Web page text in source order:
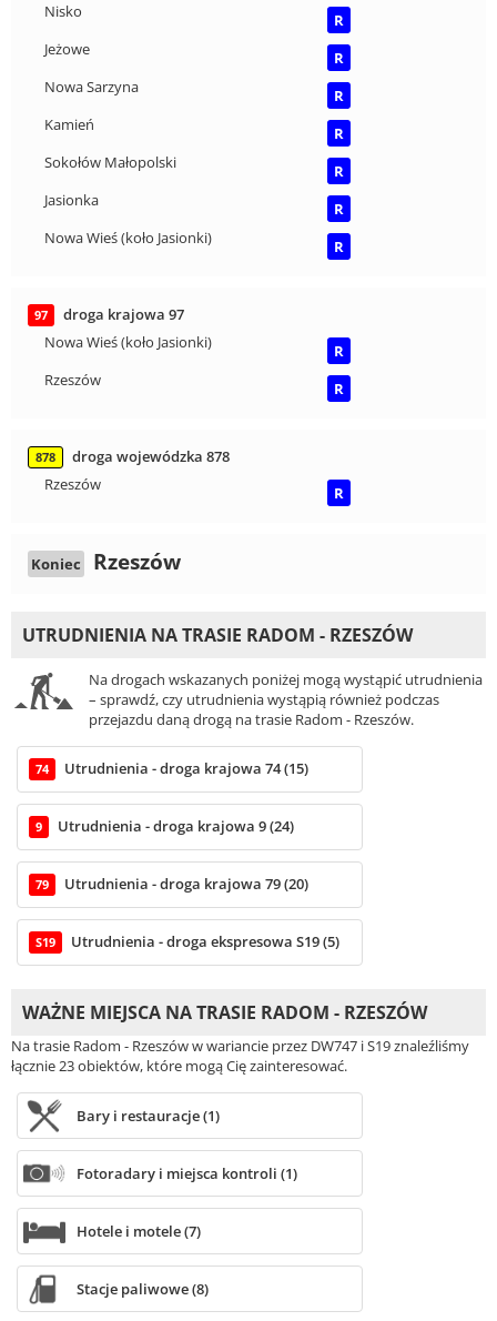
Nisko
R
Jeżowe
R
Nowa Sarzyna
R
Kamień
R
Sokołów Małopolski
R
Jasionka
R
Nowa Wieś (koło Jasionki)
R
97
droga krajowa 97
Nowa Wieś (koło Jasionki)
R
Rzeszów
R
878
droga wojewódzka 878
Rzeszów
R
Koniec Rzeszów
UTRUDNIENIA NA TRASIE RADOM - RZESZÓW
Na drogach wskazanych poniżej mogą wystąpić utrudnienia
– sprawdź, czy utrudnienia wystąpią również podczas
przejazdu daną drogą na trasie Radom - Rzeszów.
74 Utrudnienia - droga krajowa 74 (15)
9 Utrudnienia - droga krajowa 9 (24)
79 Utrudnienia - droga krajowa 79 (20)
S19 Utrudnienia - droga ekspresowa S19 (5)
WAŻNE MIEJSCA NA TRASIE RADOM - RZESZÓW
Na trasie Radom - Rzeszów w wariancie przez DW747 i S19 znaleźliśmy
łącznie 23 obiektów, które mogą Cię zainteresować.
Bary i restauracje (1)
Fotoradary i miejsca kontroli (1)
Hotele i motele (7)
Stacje paliwowe (8)